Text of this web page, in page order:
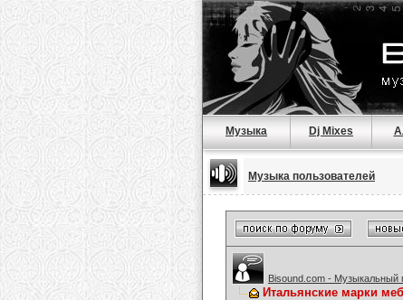
Музыка Dj Mixes
Музыка пользователей
Bisound.com - Музыкальный
Итальянские марки